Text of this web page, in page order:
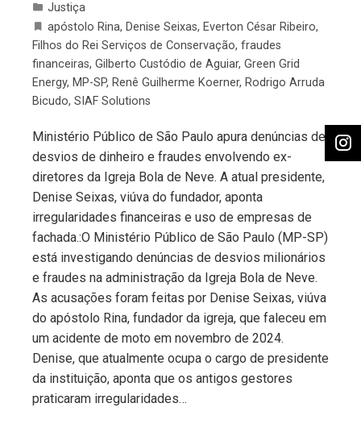
Justiça
apóstolo Rina, Denise Seixas, Everton César Ribeiro,
Filhos do Rei Serviços de Conservação, fraudes
financeiras, Gilberto Custódio de Aguiar, Green Grid
Energy, MP-SP, Renê Guilherme Koerner, Rodrigo Arruda
Bicudo, SIAF Solutions
Ministério Público de São Paulo apura denúncias de
desvios de dinheiro e fraudes envolvendo ex-
diretores da Igreja Bola de Neve. A atual presidente,
Denise Seixas, viúva do fundador, aponta
irregularidades financeiras e uso de empresas de
fachada.:O Ministério Público de São Paulo (MP-SP)
está investigando denúncias de desvios milionários
e fraudes na administração da Igreja Bola de Neve.
As acusações foram feitas por Denise Seixas, viúva
do apóstolo Rina, fundador da igreja, que faleceu em
um acidente de moto em novembro de 2024.
Denise, que atualmente ocupa o cargo de presidente
da instituição, aponta que os antigos gestores
praticaram irregularidades…